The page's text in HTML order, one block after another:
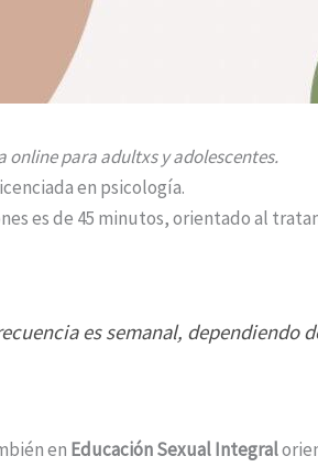
online para adultxs y adolescentes.
en psicología.
es de 45 minutos, orientado al
es semanal, dependiendo
en Educación Sexual Integral